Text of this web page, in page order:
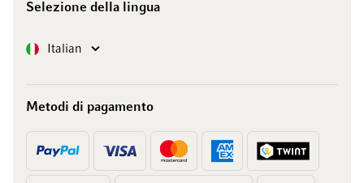
Selezione della lingua
Lingua Italian
Metodi di pagamento